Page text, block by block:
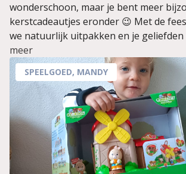
wonderschoon, maar je bent meer
kerstcadeautjes eronder 😉 Met de
we natuurlijk uitpakken en je geliefden
meer
SPEELGOED, MANDY